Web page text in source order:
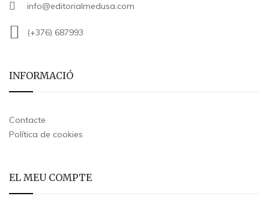
info@editorialmedusa.com
(+376) 687993
INFORMACIÓ
Contacte
Política de cookies
EL MEU COMPTE